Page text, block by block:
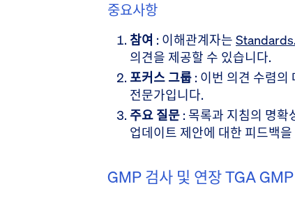
중요사항
참여 : 이해관계자는
의견을 제공할 수 있습니다.
포커스 그룹 : 이번 의견 수렴의
전문가입니다.
주요 질문 : 목록과 지침의 명확
업데이트 제안에 대한 피드백
GMP 검사 및 연장 TGA